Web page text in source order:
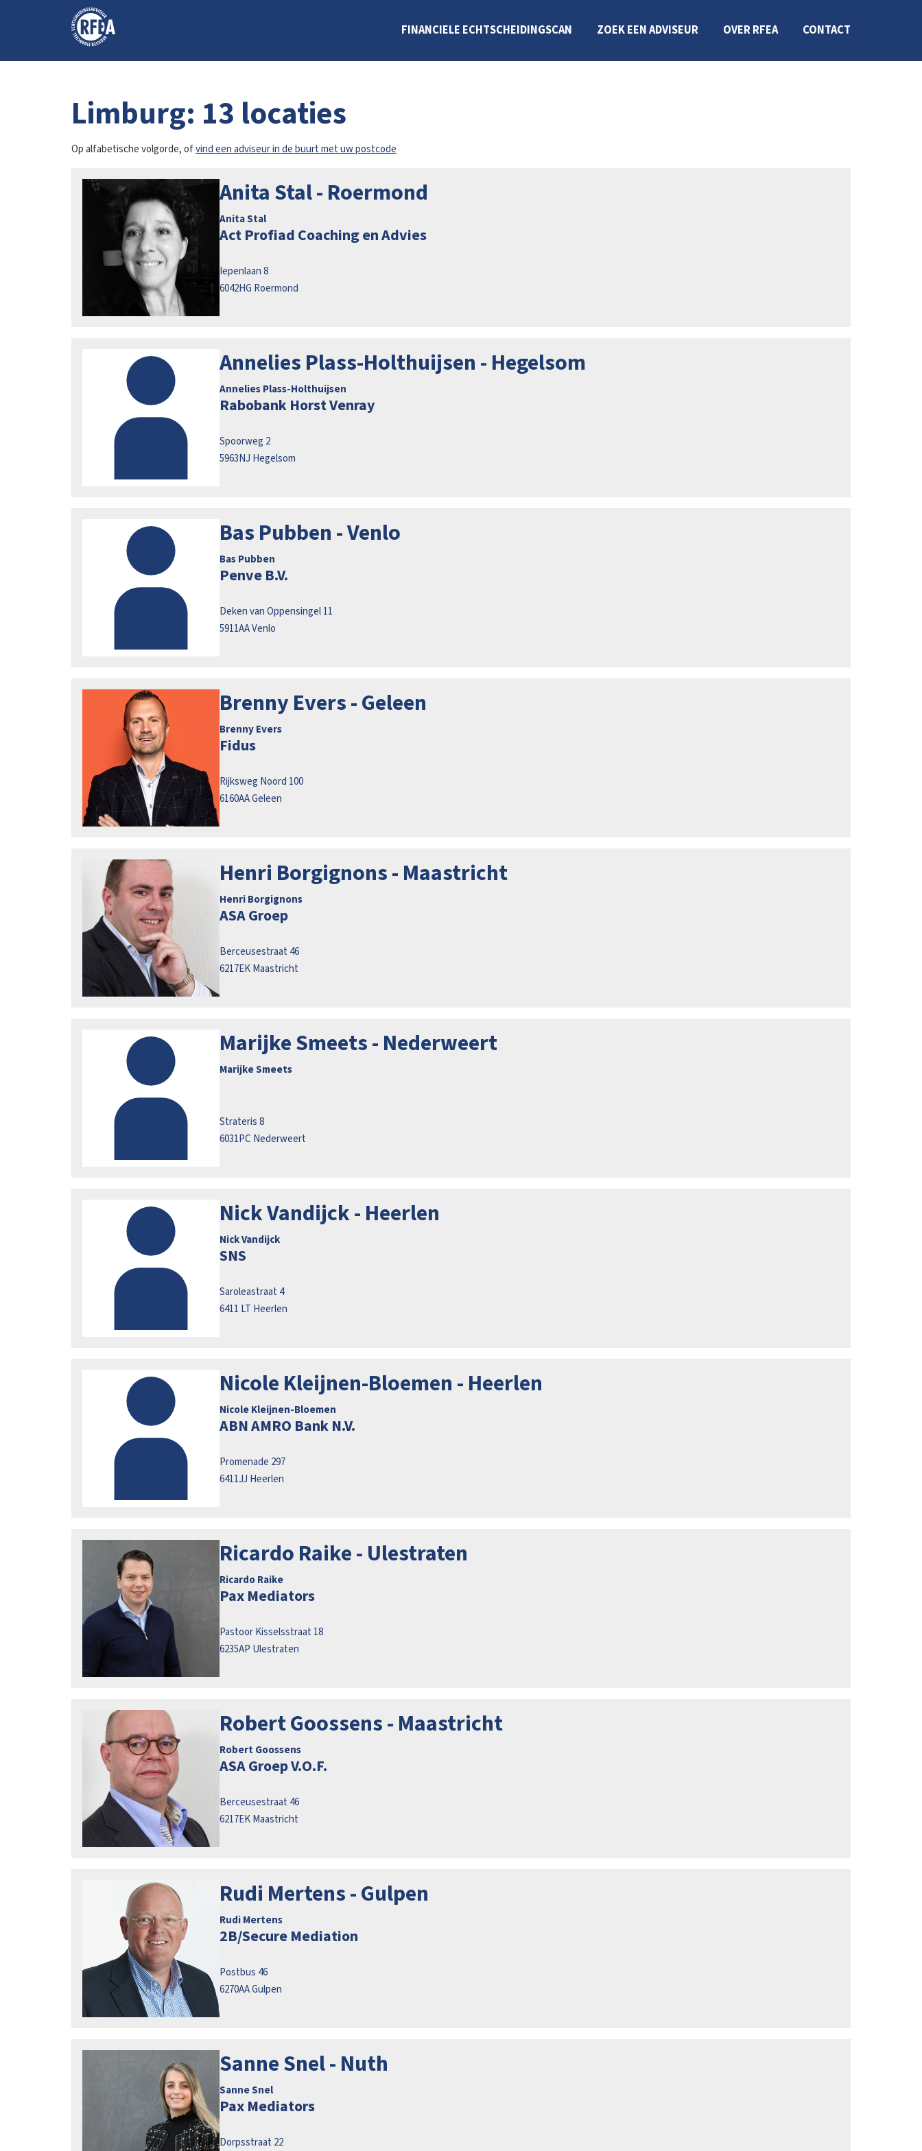
FINANCIELE ECHTSCHEIDINGSCAN ZOEK EEN ADVISEUR OVER RFEA CONTACT
Limburg: 13 locaties
Op alfabetische volgorde, ofvind een adviseur in de buurt met uw postcode
Anita Stal - Roermond
Anita Stal
Act Profiad Coaching en Advies
Iepenlaan 8
6042HG Roermond
Annelies Plass-Holthuijsen - Hegelsom
Annelies Plass-Holthuijsen
Rabobank Horst Venray
Spoorweg 2
5963NJ Hegelsom
Bas Pubben - Venlo
Bas Pubben
Penve B.V.
Deken van Oppensingel 11
5911AAVenlo
Brenny Evers - Geleen
Brenny Evers
Fidus
Rijksweg Noord 100
6160AAGeleen
Henri Borgignons - Maastricht
Henri Borgignons
ASA Groep
Berceusestraat 46
6217EK Maastricht
Marijke Smeets - Nederweert
Marijke Smeets
Strateris 8
6031PC Nederweert
Nick Vandijck - Heerlen
Nick Vandijck
SNS
Saroleastraat 4
6411 LT Heerlen
Nicole Kleijnen-Bloemen - Heerlen
Nicole Kleijnen-Bloemen
ABN AMRO Bank N.V.
Promenade 297
6411JJ Heerlen
Ricardo Raike - Ulestraten
Ricardo Raike
Pax Mediators
Pastoor Kisselsstraat 18
6235AP Ulestraten
Robert Goossens - Maastricht
Robert Goossens
ASA Groep V.O.F.
Berceusestraat 46
6217EK Maastricht
Rudi Mertens - Gulpen
Rudi Mertens
2B/Secure Mediation
Postbus 46
6270AAGulpen
Sanne Snel - Nuth
Sanne Snel
Pax Mediators
Dorpsstraat 22